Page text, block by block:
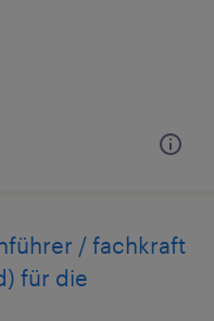
/ fachkraft
für die